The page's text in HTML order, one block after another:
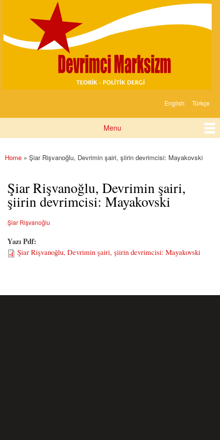
content
Marksizm
English Türkçe
Menu
You are here
Home » Şiar Rişvanoğlu, Devrimin şairi, şiirin devrimcisi: Mayakovski
Şiar Rişvanoğlu, Devrimin şairi,
şiirin devrimcisi: Mayakovski
Şiar Rişvanoğlu
Yazı Pdf:
Şiar Rişvanoğlu, Devrimin şairi, şiirin devrimcisi: Mayakovski